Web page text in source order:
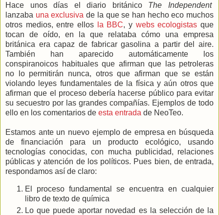
Hace unos días el diario británico The Independent
lanzaba una exclusiva de la que se han hecho eco muchos
otros medios, entre ellos
la BBC, y webs ecologistas que
tocan de oído, en la que relataba cómo una empresa
británica era capaz de fabricar gasolina a partir del aire.
También han aparecido automáticamente los
conspiranoicos habituales que afirman que las petroleras
no lo permitirán nunca, otros que afirman que se están
violando leyes fundamentales de la física y aún otros que
afirman que el proceso debería hacerse público para evitar
su secuestro por las grandes compañías. Ejemplos de todo
ello en los comentarios de esta entrada de NeoTeo.
Estamos ante un nuevo ejemplo de empresa en búsqueda
de financiación para un producto ecológico, usando
tecnologías conocidas, con mucha publicidad, relaciones
públicas y atención de los políticos. Pues bien, de entrada,
respondamos así de claro:
El proceso fundamental se encuentra en cualquier
libro de texto de química
Lo que puede aportar novedad es la selección de la